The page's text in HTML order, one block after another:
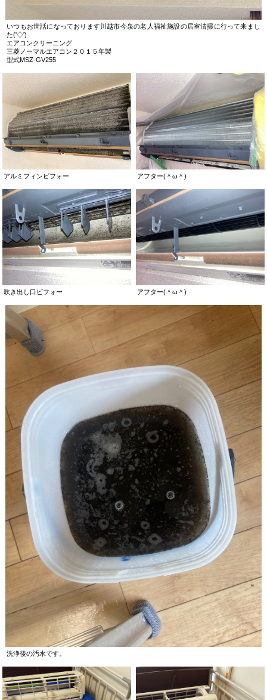
いつもお世話になっております川越市今泉の老人福祉施設の居室清掃に行って来まし
た('◇')ゞ
エアコンクリーニング
三菱ノーマルエアコン２０１５年製
型式MSZ-GV255
アルミフィンビフォー アフター(＾ω＾)
吹き出し口ビフォー アフター(＾ω＾)
洗浄後の汚水です。